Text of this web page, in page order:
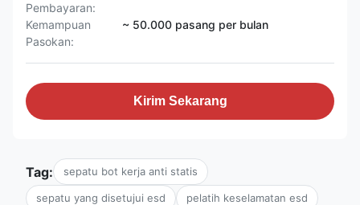
Pembayaran:
Kemampuan
Pasokan:
~ 50.000 pasang per bulan
Kirim Sekarang
Tag: sepatu bot kerja anti statis
sepatu yang disetujui esd pelatih keselamatan esd